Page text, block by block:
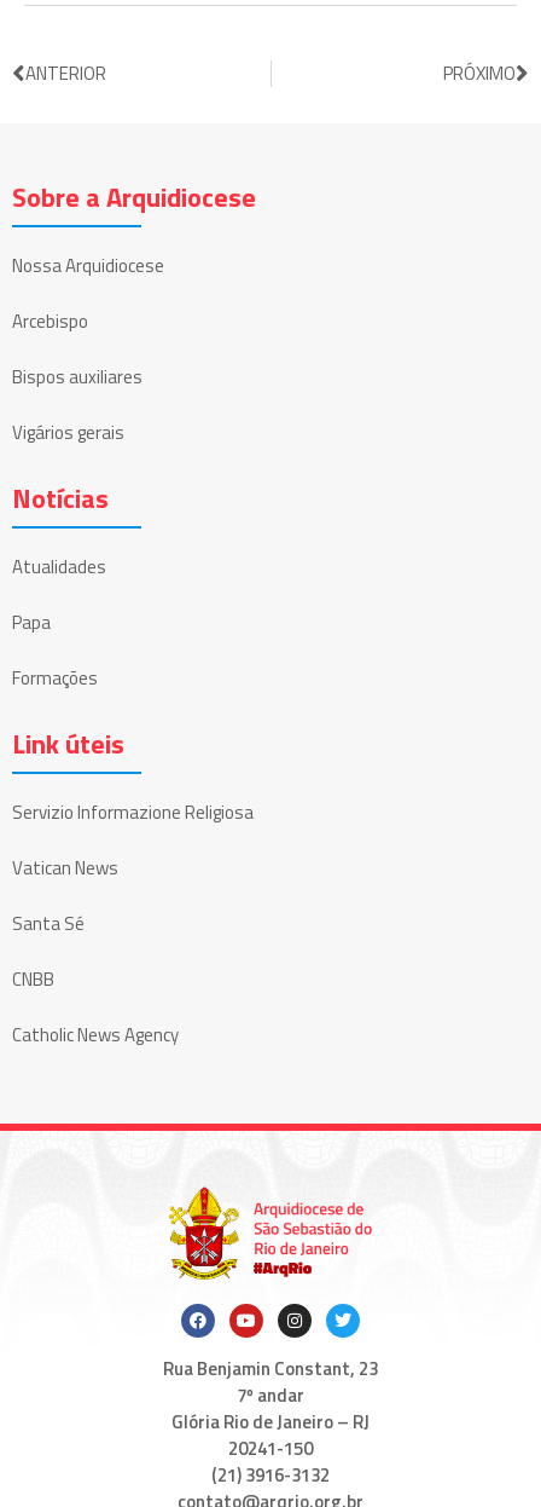
ANTERIOR PRÓXIMO
Sobre a Arquidiocese
Nossa Arquidiocese
Arcebispo
Bispos auxiliares
Vigários gerais
Notícias
Atualidades
Papa
Formações
Link úteis
Servizio Informazione Religiosa
Vatican News
Santa Sé
CNBB
Catholic News Agency
Rua Benjamin Constant, 23
7º andar
Glória Rio de Janeiro – RJ
20241-150
(21) 3916-3132
contato@arqrio.org.br